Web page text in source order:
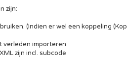
zijn:
(Indien er wel een koppeling
verleden importeren
zijn incl. subcode